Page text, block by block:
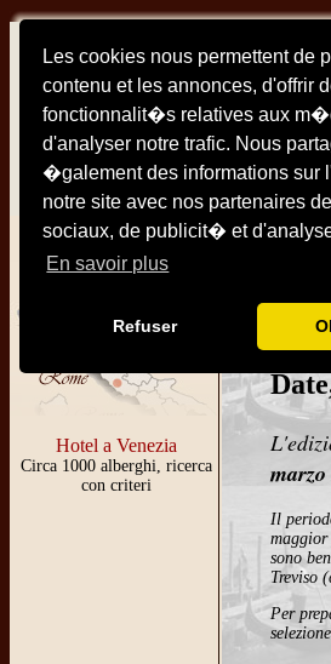
Les cookies nous permettent de
contenu et les annonces, d'offrir
fonctionnalit�s relatives aux
d'analyser notre trafic. Nous
�galement des informations sur
notre site avec nos partenaires
sociaux, de publicit� et
En savoir plus
Refuser
Hotel a Venezia
Circa 1000 alberghi, ricerca
con criteri
Cartine -
Il
sono
Treviso
Per